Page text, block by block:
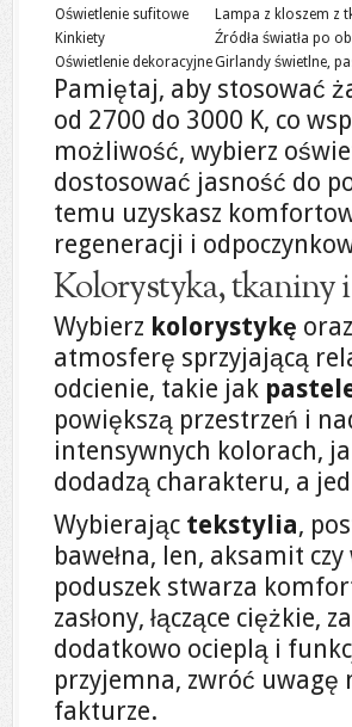
Oświetlenie sufitowe
Lampa z kloszem z
Kinkiety
Źródła światła po
Oświetlenie dekoracyjneGirlandy świetlne,
Pamiętaj, aby stosować
od 2700 do 3000 K, co
możliwość, wybierz
dostosować jasność do
temu uzyskasz
regeneracji i
Kolorystyka, tkaniny i
Wybierz kolorystykę oraz
atmosferę sprzyjającą
odcienie, takie jak
powiększą przestrzeń i
intensywnych kolorach,
dodadzą charakteru, a
Wybierając tekstylia,
bawełna, len, aksamit
poduszek stwarza
zasłony, łączące
dodatkowo ocieplą i
przyjemna, zwróć uwagę
fakturze.